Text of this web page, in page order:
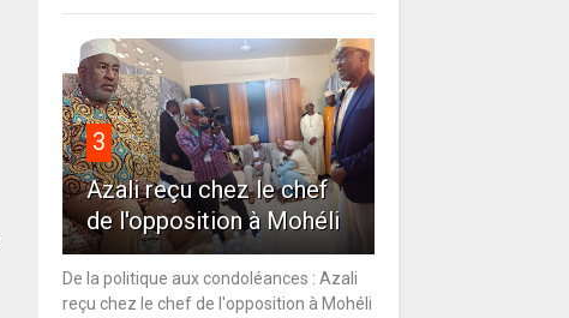
3
Azali reçu chez le chef
de l'opposition à Mohéli
De la politique aux condoléances : Azali
reçu chez le chef de l'opposition à Mohéli